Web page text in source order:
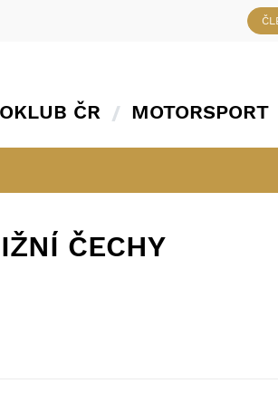
ČR MOTORSPORT
ČECHY